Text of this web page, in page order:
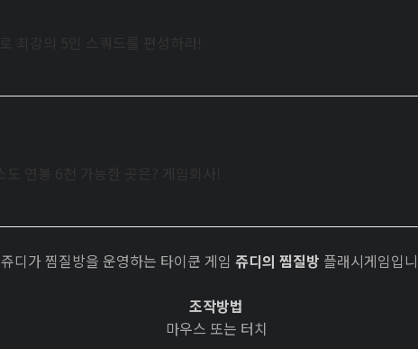
쥬디가 찜질방을 운영하는 타이쿤 게임 쥬디의 찜질방 플래시게임입
조작방법
마우스 또는 터치